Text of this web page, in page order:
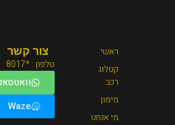
צור קשר
וואטסאפ
Waze